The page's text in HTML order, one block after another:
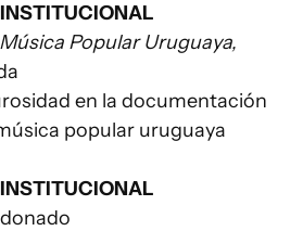
Popular Uruguaya,
en la documentación
popular uruguaya